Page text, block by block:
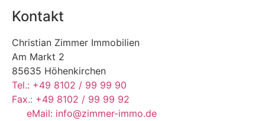
Kontakt
Christian Zimmer Immobilien
Am Markt 2
85635 Höhenkirchen
Tel.: +49 8102 / 99 99 90
Fax.: +49 8102 / 99 99 92
eMail: info@zimmer-immo.de